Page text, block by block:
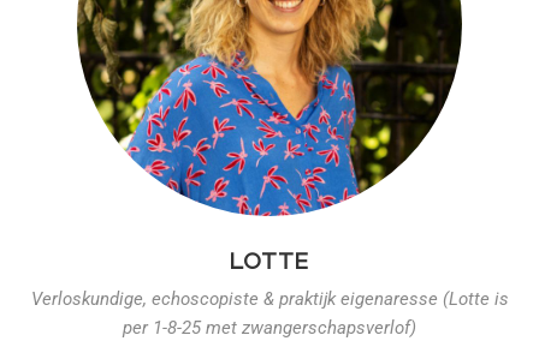
LOTTE
Verloskundige, echoscopiste & praktijk eigenaresse (Lotte is
per 1-8-25 met zwangerschapsverlof)